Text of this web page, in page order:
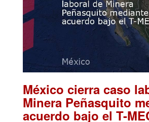
México cierra caso
Minera Peñasquito
acuerdo bajo el T-